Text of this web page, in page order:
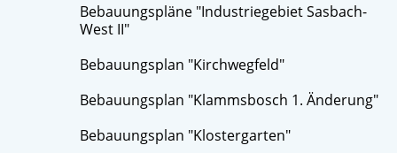
Bebauungspläne "Industriegebiet Sasbach-
West II"
Bebauungsplan "Kirchwegfeld"
Bebauungsplan "Klammsbosch 1. Änderung"
Bebauungsplan "Klostergarten"